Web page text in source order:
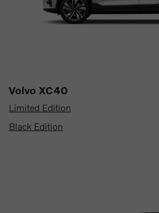
Volvo XC40
Limited Edition
Black Edition